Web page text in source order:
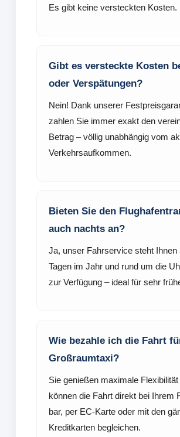
Es gibt keine versteckten Kosten.
Gibt es versteckte Kosten
oder Verspätungen?
Nein! Dank unserer
zahlen Sie immer exakt den
Betrag – völlig unabhängig vom
Verkehrsaufkommen.
Bieten Sie den
auch nachts an?
Ja, unser Fahrservice steht Ihnen
Tagen im Jahr und rund um die
zur Verfügung – ideal für sehr
Wie bezahle ich die Fahrt
Großraumtaxi?
Sie genießen maximale Flexibilität
können die Fahrt direkt bei Ihrem
bar, per EC-Karte oder mit den
Kreditkarten begleichen.